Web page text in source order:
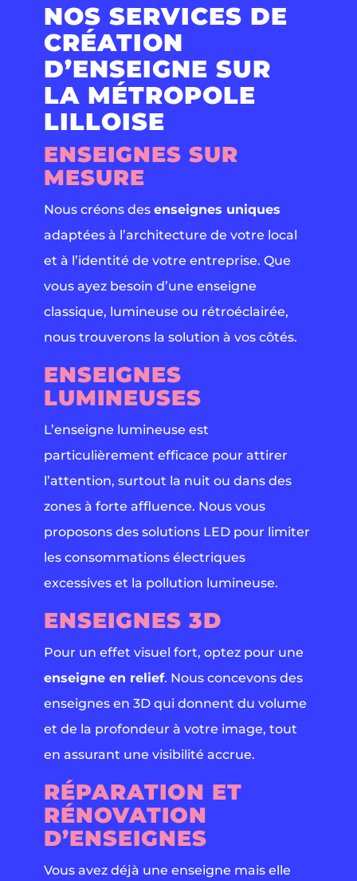
NOS SERVICES DE
CRÉATION
D’ENSEIGNE SUR
LA MÉTROPOLE
LILLOISE
ENSEIGNES SUR
MESURE
Nous créons des enseignes uniques
adaptées à l’architecture de votre local
et à l’identité de votre entreprise. Que
vous ayez besoin d’une enseigne
classique, lumineuse ou rétroéclairée,
nous trouverons la solution à vos côtés.
ENSEIGNES
LUMINEUSES
L’enseigne lumineuse est
particulièrement efficace pour attirer
l’attention, surtout la nuit ou dans des
zones à forte affluence. Nous vous
proposons des solutions LED pour limiter
les consommations électriques
excessives et la pollution lumineuse.
ENSEIGNES 3D
Pour un effet visuel fort, optez pour une
enseigne en relief. Nous concevons des
enseignes en 3D qui donnent du volume
et de la profondeur à votre image, tout
en assurant une visibilité accrue.
RÉPARATION ET
RÉNOVATION
D’ENSEIGNES
Vous avez déjà une enseigne mais elle